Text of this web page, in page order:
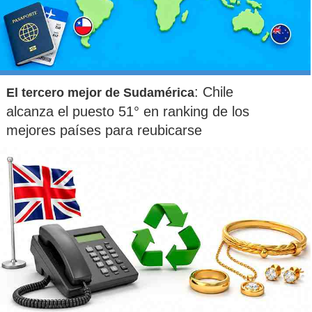
procesos constituyentes
deben evitar a toda costa
resucitar viejos fantasmas"
aumente la presión
ciudadana ante votaciones
—Pero hasta ahora los acuerdos han sido más entre la
izquierda y centroizquierda. ¿Está dispuesta a integrar
sectores?
—Como constituyente, he abierto el diálogo siempre a
todos los sectores. Para un diálogo se necesitan dos, no
basta que uno abra la puerta, el otro también tiene que
tener el espíritu de dialogar. Y ahí uno ha visto en la
derecha distintas conductas. Hay constituyentes que más
allá de las mayorías que se forman, lo que se aprueba,
siguen insistiendo en una visión, aunque vayan perdiendo
una y otra vez y se golpeen contra la pared. Otros, en
El tercero mejor de Sudamérica: Chile
alcanza el puesto 51° en ranking de los
mejores países para reubicarse